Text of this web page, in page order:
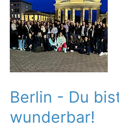
Berlin - Du
wunderbar!